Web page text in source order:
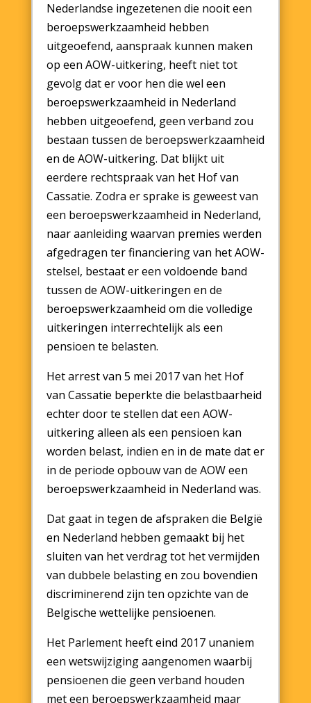
Nederlandse ingezetenen die nooit een
beroepswerkzaamheid hebben
uitgeoefend, aanspraak kunnen maken
op een AOW-uitkering, heeft niet tot
gevolg dat er voor hen die wel een
beroepswerkzaamheid in Nederland
hebben uitgeoefend, geen verband zou
bestaan tussen de beroepswerkzaamheid
en de AOW-uitkering. Dat blijkt uit
eerdere rechtspraak van het Hof van
Cassatie. Zodra er sprake is geweest van
een beroepswerkzaamheid in Nederland,
naar aanleiding waarvan premies werden
afgedragen ter financiering van het AOW-
stelsel, bestaat er een voldoende band
tussen de AOW-uitkeringen en de
beroepswerkzaamheid om die volledige
uitkeringen interrechtelijk als een
pensioen te belasten.
Het arrest van 5 mei 2017 van het Hof
van Cassatie beperkte die belastbaarheid
echter door te stellen dat een AOW-
uitkering alleen als een pensioen kan
worden belast, indien en in de mate dat er
in de periode opbouw van de AOW een
beroepswerkzaamheid in Nederland was.
Dat gaat in tegen de afspraken die België
en Nederland hebben gemaakt bij het
sluiten van het verdrag tot het vermijden
van dubbele belasting en zou bovendien
discriminerend zijn ten opzichte van de
Belgische wettelijke pensioenen.
Het Parlement heeft eind 2017 unaniem
een wetswijziging aangenomen waarbij
pensioenen die geen verband houden
met een beroepswerkzaamheid maar